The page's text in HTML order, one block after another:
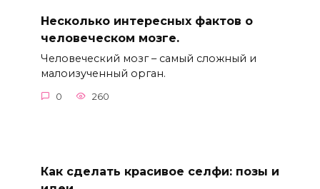
Несколько интересных фактов о
человеческом мозге.
Человеческий мозг – самый сложный и
малоизученный орган.
0 260
Как сделать красивое селфи: позы и